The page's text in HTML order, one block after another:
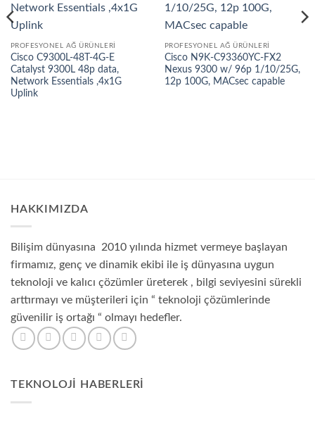
listesine
PROFESYONEL AĞ ÜRÜNLERI
Cisco C9300L-48T-4G-E
Catalyst 9300L 48p data,
Network Essentials ,4x1G
Uplink
listesine
PROFESYONEL AĞ ÜRÜNLERI
Cisco N9K-C93360YC-FX2
Nexus 9300 w/ 96p 1/10/25G,
12p 100G, MACsec capable
HAKKIMIZDA
Bilişim dünyasına 2010 yılında hizmet vermeye başlayan
firmamız, genç ve dinamik ekibi ile iş dünyasına uygun
teknoloji ve kalıcı çözümler üreterek , bilgi seviyesini sürekli
arttırmayı ve müşterileri için “ teknoloji çözümlerinde
güvenilir iş ortağı “ olmayı hedefler.
TEKNOLOJI HABERLERI